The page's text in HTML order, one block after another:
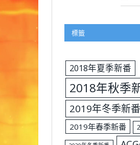
標籤
2018年夏季新番
2018年秋季
2019年冬季新番
2019年春季新番